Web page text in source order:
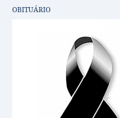
OBITUÁRIO